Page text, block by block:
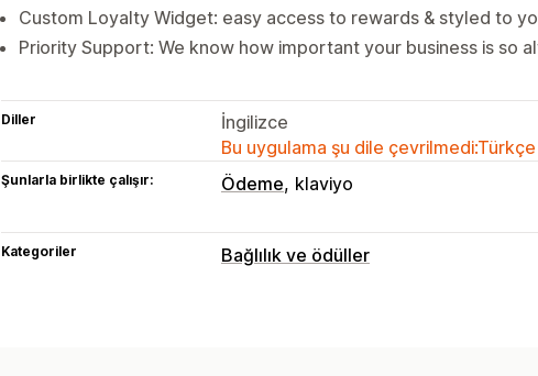
Custom Loyalty Widget: easy access to rewards & styled to
Priority Support: We know how important your business is so
Diller
İngilizce
Bu uygulama şu dile çevrilmedi:Türkçe
Şunlarla birlikte çalışır: Ödeme klaviyo
Kategoriler Bağlılık ve ödüller